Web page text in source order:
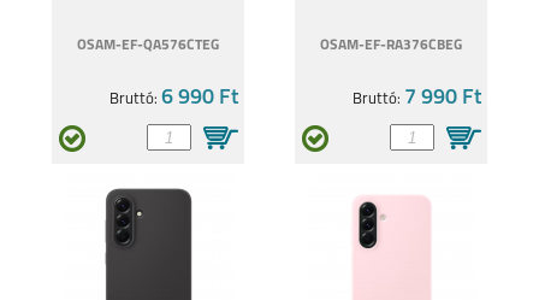
OSAM-EF-QA576CTEG
Bruttó: 6 990 Ft
OSAM-EF-RA376CBEG
Bruttó: 7 990 Ft